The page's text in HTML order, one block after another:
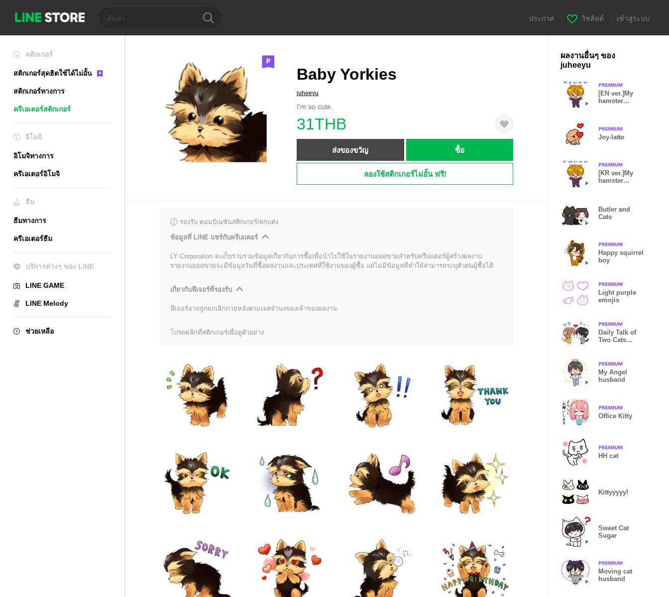
ประกาศ วิชลิสต์ เข้าสู่ระบบ
สติกเกอร์
สติกเกอร์สุดฮิตใช้ได้ไม่อั้น
สติกเกอร์ทางการ
ครีเอเตอร์สติกเกอร์
อิโมจิ
อิโมจิทางการ
ครีเอเตอร์อิโมจิ
ธีม
ธีมทางการ
ครีเอเตอร์ธีม
บริการต่างๆ ของ LINE
LINE GAME
LINE Melody
ช่วยเหลือ
Baby Yorkies
juheeyu
I'm so cute.
31THB
ส่งของขวัญ ซื้อ
ลองใช้สติกเกอร์ไม่อั้น ฟรี!
รองรับ คอมบิเนชันสติกเกอร์/ตกแต่ง
ข้อมูลที่ LINE แชร์กับครีเอเตอร์
LY Corporation จะเก็บรวบรวมข้อมูลเกี่ยวกับการซื้อเพื่อนำไปใช้ในรายงานยอดขายสำหรับครีเอเตอร์ผู้สร้างผลงาน
รายงานยอดขายจะมีข้อมูลวันที่ซื้อผลงานและประเทศที่ใช้งานของผู้ซื้อ แต่ไม่มีข้อมูลที่ทำให้สามารถระบุตัวตนผู้ซื้อได้
เกี่ยวกับฟีเจอร์ที่รองรับ
ฟีเจอร์อาจถูกยกเลิกภายหลังตามเจตจำนงของเจ้าของผลงาน
โปรดคลิกที่สติกเกอร์เพื่อดูตัวอย่าง
ผลงานอื่นๆ ของ
juheeyu
[EN ver.]My
hamster
Joy-latte
[KR ver.]My
hamster
Butler and
Cats
Happy squirrel
boy
Light purple
emojis
Daily Talk of
Two Cats
My Angel
husband
Office Kitty
HH cat
Kittyyyyy!
Sweet Cat
Sugar
Moving cat
husband